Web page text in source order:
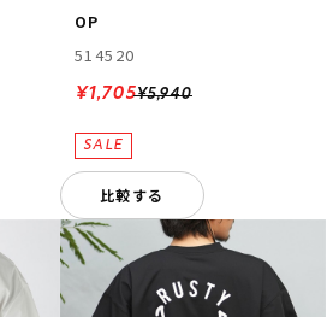
OP
514520
¥5,940
¥1,705
比較する